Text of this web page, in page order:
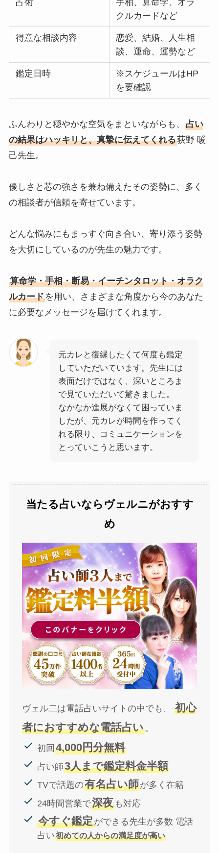
クルカードなど
得意な相談内容
恋愛、結婚、人生相
談、運命、運勢など
鑑定日時
※スケジュールはHP
を要確認
ふんわりと穏やかな空気をまといながらも、 占い
の結果はハッキリと、真摯に伝えてくれる荻野 暖
己先生。
優しさと芯の強さを兼ね備えたその姿勢に、多く
の相談者が信頼を寄せています。
どんな悩みにもまっすぐ向き合い、寄り添う姿勢
を大切にしているのが先生の魅力です。
算命学・手相・断易・イーチンタロット・オラク
ルカードを用い、さまざまな角度から今のあなた
に必要なメッセージを届けてくれます。
元カレと復縁したくて何度も鑑定
していただいています。先生には
表面だけではなく、深いところま
で見ていただいて驚きました。
なかなか進展がなくて困っていま
したが、元カレが時間を作ってく
れる限り、コミュニケーションを
とっていこうと思います。
当たる占いならヴェルニがおすす
め
ヴェル二は電話占いサイトの中でも、 初心
者におすすめな電話占い。
初回4,000円分無料
占い師3人まで鑑定料金半額
TVで話題の有名占い師が多く在籍
24時間営業で深夜 も対応
今すぐ鑑定ができる先生が多数 電話
占い初めての人からの満足度が高い